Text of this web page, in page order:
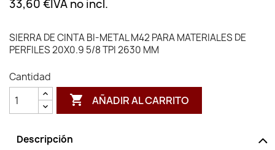
33,60 €IVA no incl.
SIERRA DE CINTA BI-METAL M42 PARA MATERIALES DE
PERFILES 20X0.9 5/8 TPI 2630 MM
Cantidad
 AÑADIR AL CARRITO
Descripción